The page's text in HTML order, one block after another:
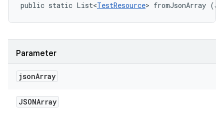
public static List<TestResource> fromJsonArray
Parameter
jsonArray
JSONArray